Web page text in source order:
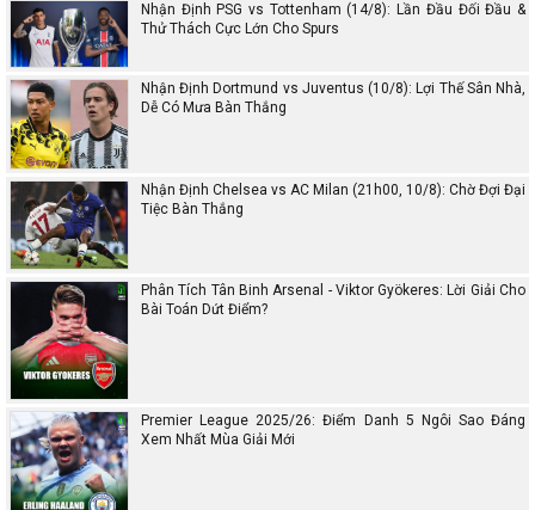
Nhận Định PSG vs Tottenham (14/8): Lần Đầu Đối Đầu &
Thử Thách Cực Lớn Cho Spurs
Nhận Định Dortmund vs Juventus (10/8): Lợi Thế Sân Nhà,
Dễ Có Mưa Bàn Thắng
Nhận Định Chelsea vs AC Milan (21h00, 10/8): Chờ Đợi Đại
Tiệc Bàn Thắng
Phân Tích Tân Binh Arsenal - Viktor Gyökeres: Lời Giải Cho
Bài Toán Dứt Điểm?
Premier League 2025/26: Điểm Danh 5 Ngôi Sao Đáng
Xem Nhất Mùa Giải Mới